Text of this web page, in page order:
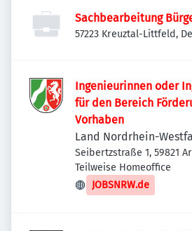
Sachbearbeitung
57223 Kreuztal-Littfeld,
Ingenieurinnen oder
für den Bereich Förderung
Vorhaben
Land Nordrhein-
Seibertzstraße 1, 59821
Deutschland
Teilweise Homeoffice
JOBSNRW.de